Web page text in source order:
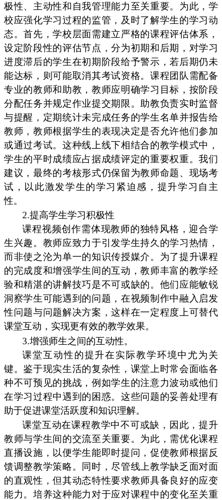
极性、主动性和自我管理能力至关重要。为此，学
校应强化学习过程的监管，及时了解学生的学习动
态。首先，学校层面需建立严格的课程评估体系，
设定阶段性的评估节点，分为初期和后期，对学习
进度滞后的学生在初期阶段给予警示，若后期仍未
能达标，则可能取消其考试资格。课程团队需配备
专业的教师和助教，教师应明确学习目标，按阶段
分配任务并规定作业提交期限。助教负责实时监督
与提醒，定期统计未完成任务的学生名单并报告给
教师，教师根据学生的表现决定是否允许他们参加
或通过考试。这种线上线下相结合的教学模式中，
学生的平时成绩应占据成绩评定的重要权重。我们
建议，最终的考核形式仍保留为教师命题、现场考
试，以此激发学生的学习紧迫感，提升学习自主
性。
2.提高学生学习积极性
课程视频创作需体现教师的独特风格，迎合学
生兴趣。教师应致力于引发学生持久的学习热情，
而非使之沦为单一的知识传授媒介。为了提升课程
的完成度和增强学生间的互动，教师丰富的教学经
验和精湛的讲解技巧是不可或缺的。他们应能敏锐
洞察学生可能遇到的问题，在视频制作中融入启发
性问题与问题解决方案，这样在一定程度上可替代
课堂互动，实现更有效的教学效果。
3.增强师生之间的互动性。
课堂互动性的提升在实际教学环境中尤为关
键。鉴于现实生活的复杂性，课堂上时常会面临各
种不可预见的挑战，例如学生的注意力波动或他们
在学习过程中遇到的困惑。这些问题的妥善处理有
助于促进课堂活跃度和知识理解。
课堂互动在课程教学中不可或缺，因此，提升
教师与学生间的交流至关重要。为此，需优化课程
直播设施，以便学生能即时提问，促使教师根据反
馈调整教学策略。同时，尽管线上教学缺乏面对面
的直观性，但其动态特性要求教师具备良好的应变
能力。培养这种能力对于应对课程中的变化至关重